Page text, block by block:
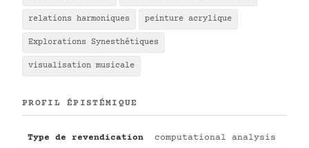
relations harmoniques peinture acrylique
Explorations Synesthétiques
visualisation musicale
PROFIL ÉPISTÉMIQUE
Type de revendication computational analysis